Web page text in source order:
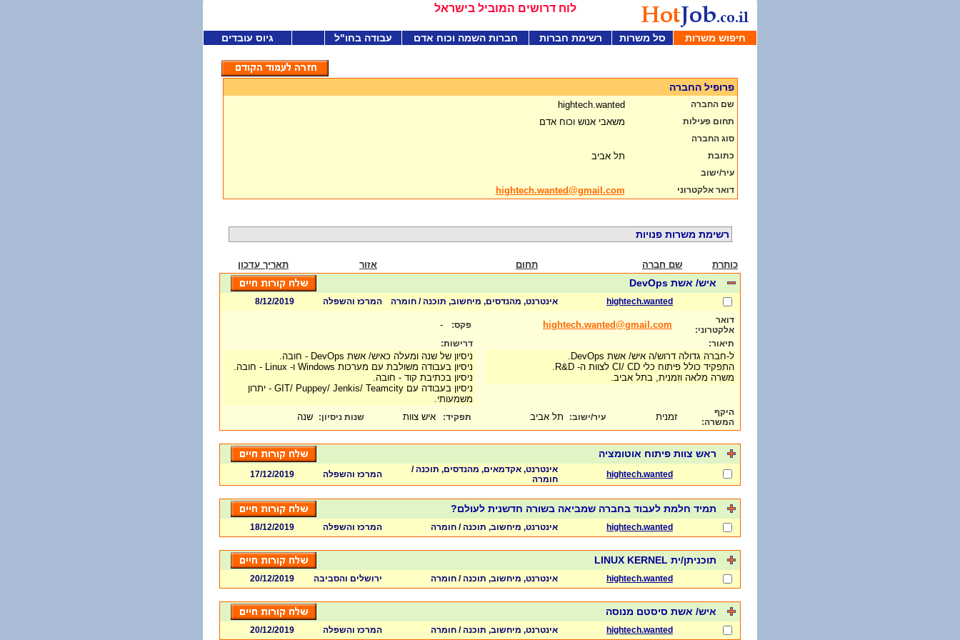
לוח דרושים המוביל בישראל
חיפוש משרות סל משרות רשימת חברות חברות השמה וכוח אדם עבודה בחו"ל גיוס עובדים
פרופיל החברה
שם החברה hightech.wanted
תחום פעילות משאבי אנוש וכוח אדם
סוג החברה
כתובת
תל אביב
עיר/ישוב
דואר אלקטרוני
hightech.wanted@gmail.com
רשימת משרות פנויות
כותרת שם חברה תחום אזור תאריך עדכון
איש/ אשת DevOps
hightech.wanted אינטרנט, מהנדסים, מיחשוב, תוכנה / חומרה המרכז והשפלה
8/12/2019
דואר
אלקטרוני:
hightech.wanted@gmail.com פקס: -
תיאור:
ל-חברה גדולה דרוש/ה איש/ אשת DevOps.
התפקיד כולל פיתוח כלי CI/ CD לצוות ה- R&D.
משרה מלאה וזמנית, בתל אביב.
דרישות:
ניסיון של שנה ומעלה כאיש/ אשת DevOps - חובה.
ניסיון בעבודה משולבת עם מערכות Windows ו- Linux - חובה.
ניסיון בכתיבת קוד - חובה.
ניסיון בעבודה עם GIT/ Puppey/ Jenkis/ Teamcity - יתרון
משמעותי.
היקף
המשרה:
זמנית עיר/ישוב: תל אביב תפקיד: איש צוות שנות ניסיון: שנה
ראש צוות פיתוח אוטומציה
hightech.wanted
אינטרנט, אקדמאים, מהנדסים, תוכנה /
חומרה
המרכז והשפלה 17/12/2019
תמיד חלמת לעבוד בחברה שמביאה בשורה חדשנית לעולם?
hightech.wanted אינטרנט, מיחשוב, תוכנה / חומרה המרכז והשפלה 18/12/2019
תוכניתן/ית LINUX KERNEL
hightech.wanted אינטרנט, מיחשוב, תוכנה / חומרה ירושלים והסביבה 20/12/2019
איש/ אשת סיסטם מנוסה
hightech.wanted אינטרנט, מיחשוב, תוכנה / חומרה המרכז והשפלה 20/12/2019